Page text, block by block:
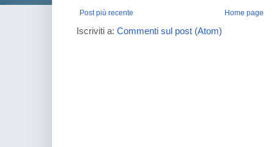
Post più recente Home page
Iscriviti a: Commenti sul post (Atom)